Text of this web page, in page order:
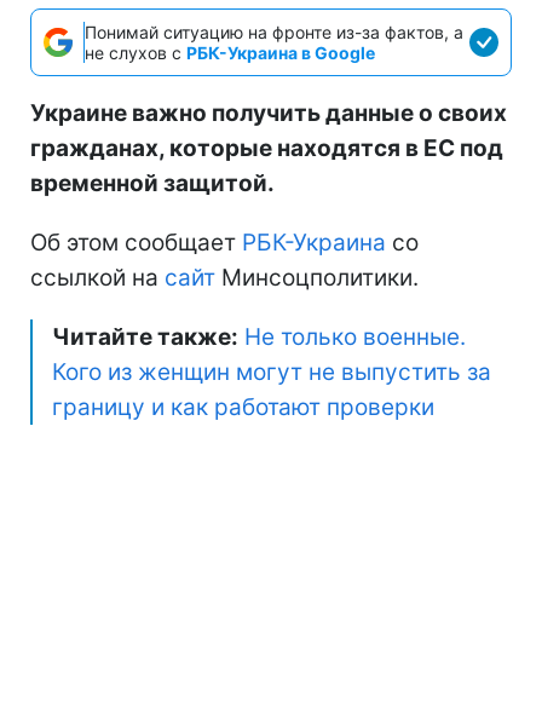
Понимай ситуацию на фронте из-за фактов, а
не слухов с РБК-Украина в Google
Украине важно получить данные о своих
гражданах, которые находятся в ЕС под
временной защитой.
Об этом сообщает РБК-Украина со
ссылкой на сайт Минсоцполитики.
Читайте также: Не только военные.
Кого из женщин могут не выпустить за
границу и как работают проверки